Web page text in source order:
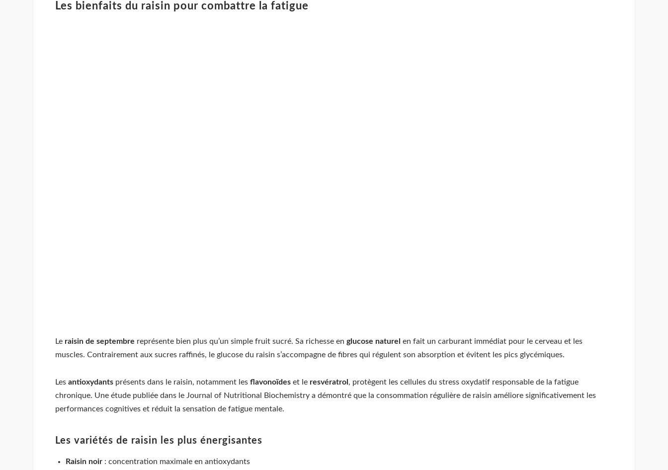
Les bienfaits du raisin pour combattre la fatigue
Le raisin de septembre représente bien plus qu’un simple fruit sucré. Sa richesse en glucose naturel en fait un carburant immédiat pour le cerveau et les
muscles. Contrairement aux sucres raffinés, le glucose du raisin s’accompagne de fibres qui régulent son absorption et évitent les pics glycémiques.
Les antioxydants présents dans le raisin, notamment les flavonoïdes et le resvératrol , protègent les cellules du stress oxydatif responsable de la fatigue
chronique. Une étude publiée dans le Journal of Nutritional Biochemistry a démontré que la consommation régulière de raisin améliore significativement les
performances cognitives et réduit la sensation de fatigue mentale.
Les variétés de raisin les plus énergisantes
Raisin noir : concentration maximale en antioxydants